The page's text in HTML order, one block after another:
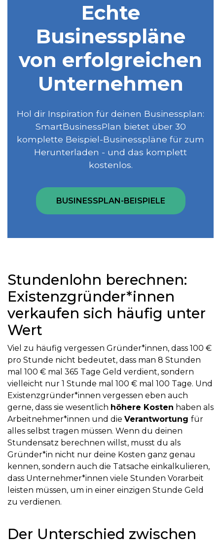
Echte
Businesspläne
von erfolgreichen
Unternehmen
Hol dir Inspiration für deinen Businessplan:
SmartBusinessPlan bietet über 30
komplette Beispiel-Businesspläne für zum
Herunterladen - und das komplett
kostenlos.
BUSINESSPLAN-BEISPIELE
Stundenlohn berechnen:
Existenzgründer*innen
verkaufen sich häufig unter
Wert
Viel zu häufig vergessen Gründer*innen, dass 100 €
pro Stunde nicht bedeutet, dass man 8 Stunden
mal 100 € mal 365 Tage Geld verdient, sondern
vielleicht nur 1 Stunde mal 100 € mal 100 Tage. Und
Existenzgründer*innen vergessen eben auch
gerne, dass sie wesentlich höhere Kosten haben als
Arbeitnehmer*innen und die Verantwortung für
alles selbst tragen müssen. Wenn du deinen
Stundensatz berechnen willst, musst du als
Gründer*in nicht nur deine Kosten ganz genau
kennen, sondern auch die Tatsache einkalkulieren,
dass Unternehmer*innen viele Stunden Vorarbeit
leisten müssen, um in einer einzigen Stunde Geld
zu verdienen.
Der Unterschied zwischen